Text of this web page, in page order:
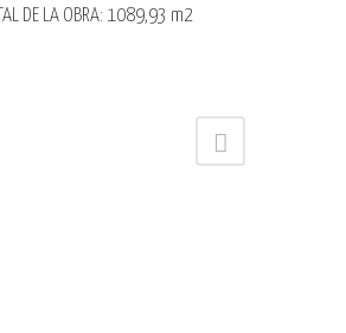
DE LA OBRA: 1089,93 m2